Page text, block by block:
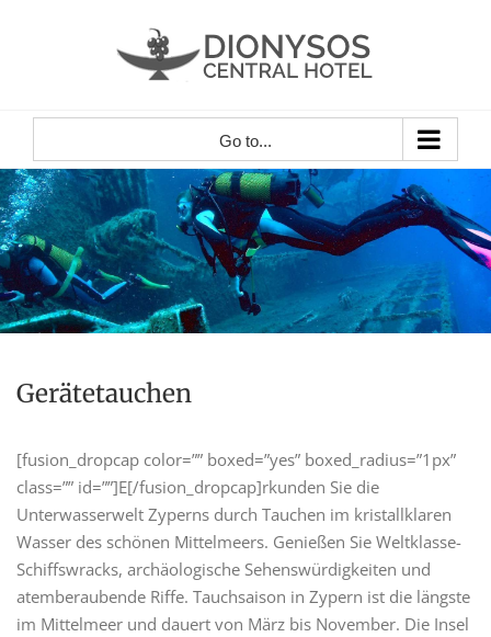
Go to...
Gerätetauchen
[fusion_dropcap color=”” boxed=”yes” boxed_radius=”1px”
class=”” id=””]E[/fusion_dropcap]rkunden Sie die
Unterwasserwelt Zyperns durch Tauchen im kristallklaren
Wasser des schönen Mittelmeers. Genießen Sie Weltklasse-
Schiffswracks, archäologische Sehenswürdigkeiten und
atemberaubende Riffe. Tauchsaison in Zypern ist die längste
im Mittelmeer und dauert von März bis November. Die Insel